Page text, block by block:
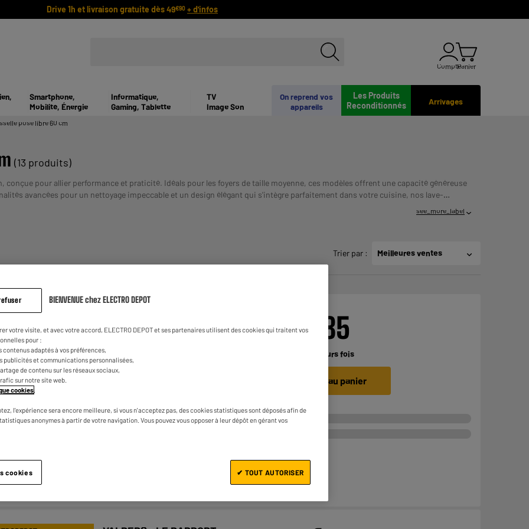
Drive 1h et livraison gratuite dès 49€90 + d'infos
ComptePanier
Arrivages
Les Produits
Reconditionnés
On reprend vos
appareils
Smartphone,
Mobilité, Énergie
Informatique,
Gaming, Tablette
TV
Image Son
pose libre 60 cm
(13 produits)
conçue pour allier performance et praticité. Idéals pour les foyers de taille moyenne, ces modèles offrent une capacité généreuse
avancées pour un nettoyage impeccable et un design élégant qui s'intègre parfaitement dans votre cuisine, nos lave-
UN CREDIT VOUS ENGAGE ET DOIT ETRE REMBOURSE. VERIFIEZ
see_more_label
Trier par : Meilleures ventes
Comparer
QUALITÉ/PRIX
Lave-vaisselle 14 couverts 60 cm
VALBERG 14S44 B XAD929C
Fin de cycle : Activ' door (Ouverture
339 85
plusieurs fois
Ajouter au panier
BIENVENUE chez ELECTRO DEPOT
votre visite, et avec votre accord, ELECTRO DEPOT et ses partenaires utilisent des cookies qui traitent vos
pour :
contenus adaptés à vos préférences,
publicités et communications personnalisées,
de contenu sur les réseaux sociaux,
sur notre site web.
cookies
l'expérience sera encore meilleure, si vous n'acceptez pas, des cookies statistiques sont déposés afin de
anonymes à partir de votre navigation. Vous pouvez vous opposer à leur dépôt en gérant vos
cookies ✔ TOUT AUTORISER